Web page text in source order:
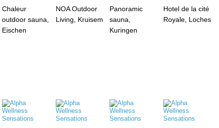
Chaleur
outdoor sauna,
Eischen
NOA Outdoor
Living, Kruisem
Panoramic
sauna,
Kuringen
Hotel de la cité
Royale, Loches